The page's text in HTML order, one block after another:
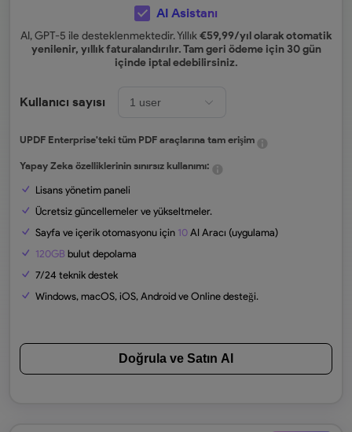
AI Asistanı
AI, GPT-5 ile desteklenmektedir. Yıllık€59,99/yıl olarak otomatik
yenilenir, yıllık faturalandırılır. Tam geri ödeme için 30 gün
içinde iptal edebilirsiniz.
Kullanıcı sayısı
UPDF Enterprise'teki tüm PDF araçlarına tam erişim
Yapay Zeka özelliklerinin sınırsız kullanımı:
Lisans yönetim paneli
Ücretsiz güncellemeler ve yükseltmeler.
Sayfa ve içerik otomasyonu için 10 AI Aracı (uygulama)
120GB bulut depolama
7/24 teknik destek
Windows, macOS, iOS, Android ve Online desteği.
Doğrula ve Satın Al